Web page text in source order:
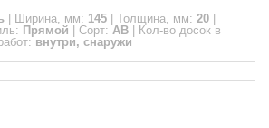
Ширина, мм: 145 Толщина, мм: 20
Прямой Сорт: АВ
Кол-во досок в
внутри, снаружи